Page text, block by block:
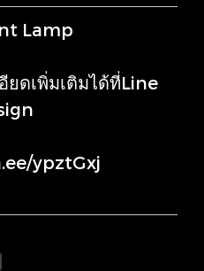
Lamp
ยดเพิ่มเติมได้ที่Line
ypztGxj